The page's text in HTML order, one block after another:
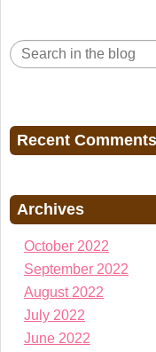
Recent Comments
Archives
October 2022
September 2022
August 2022
July 2022
June 2022